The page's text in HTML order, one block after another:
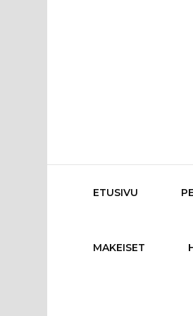
ETUSIVU
MAKEISET